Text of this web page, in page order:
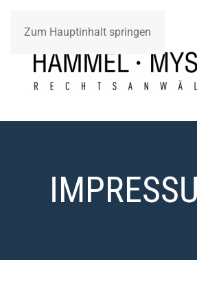
Zum Hauptinhalt springen